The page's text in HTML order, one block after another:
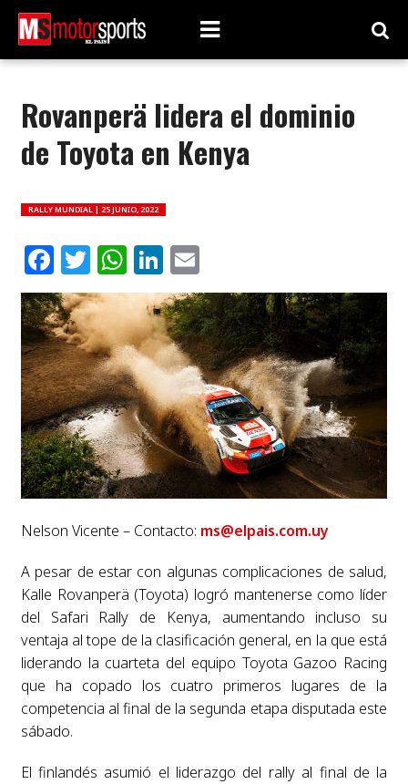
Rovanperä lidera el dominio
de Toyota en Kenya
RALLY MUNDIAL | 25 JUNIO, 2022
Facebook
Twitter
WhatsApp
LinkedIn
Email
Nelson Vicente – Contacto: ms@elpais.com.uy
A pesar de estar con algunas complicaciones de salud,
Kalle Rovanperä (Toyota) logró mantenerse como líder
del Safari Rally de Kenya, aumentando incluso su
ventaja al tope de la clasificación general, en la que está
liderando la cuarteta del equipo Toyota Gazoo Racing
que ha copado los cuatro primeros lugares de la
competencia al final de la segunda etapa disputada este
sábado.
El finlandés asumió el liderazgo del rally al final de la